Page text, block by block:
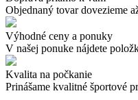
Objednaný tovar dovezieme
Výhodné ceny a ponuky
V našej ponuke nájdete
Kvalita na počkanie
Prinášame kvalitné športové